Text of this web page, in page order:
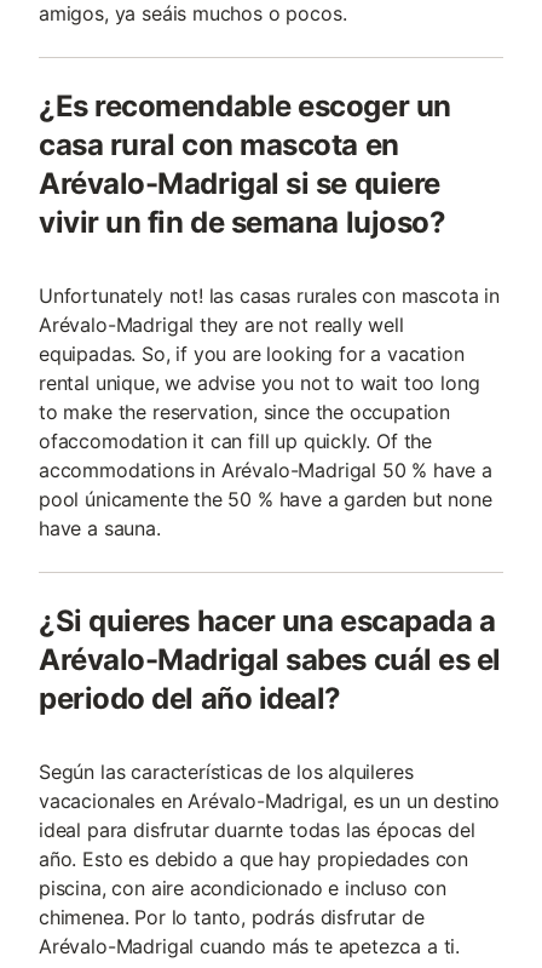
amigos, ya seáis muchos o pocos.
¿Es recomendable escoger un
casa rural con mascota en
Arévalo-Madrigal si se quiere
vivir un fin de semana lujoso?
Unfortunately not! las casas rurales con mascota in
Arévalo-Madrigal they are not really well
equipadas. So, if you are looking for a vacation
rental unique, we advise you not to wait too long
to make the reservation, since the occupation
ofaccomodation it can fill up quickly. Of the
accommodations in Arévalo-Madrigal 50 % have a
pool únicamente the 50 % have a garden but none
have a sauna.
¿Si quieres hacer una escapada a
Arévalo-Madrigal sabes cuál es el
periodo del año ideal?
Según las características de los alquileres
vacacionales en Arévalo-Madrigal, es un un destino
ideal para disfrutar duarnte todas las épocas del
año. Esto es debido a que hay propiedades con
piscina, con aire acondicionado e incluso con
chimenea. Por lo tanto, podrás disfrutar de
Arévalo-Madrigal cuando más te apetezca a ti.